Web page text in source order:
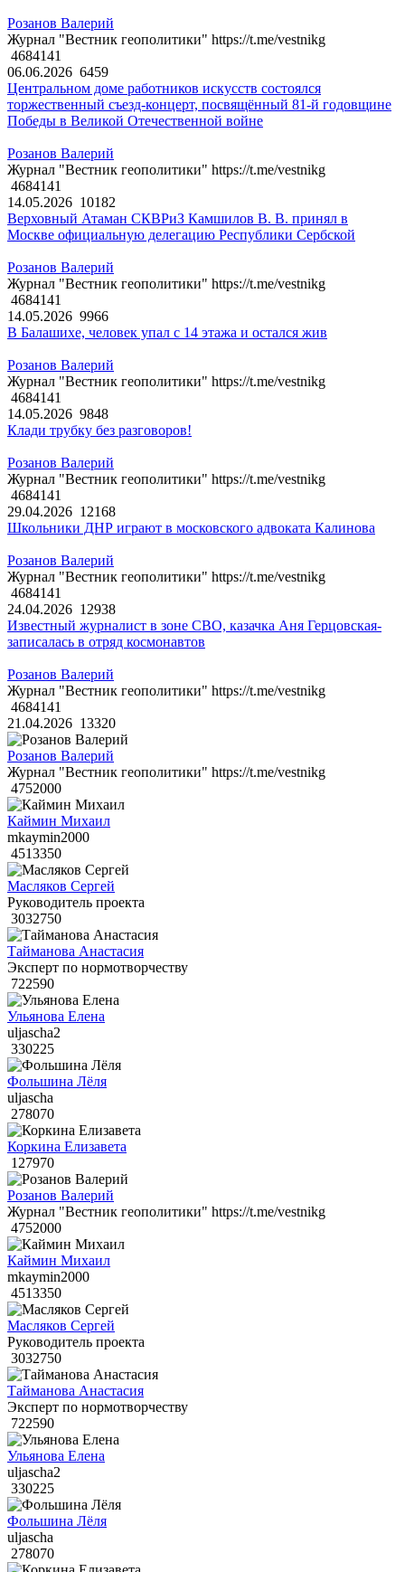
Розанов Валерий
Журнал "Вестник геополитики" https://t.me/vestnikg
4684141
06.06.2026 6459
Центральном доме работников искусств состоялся
торжественный съезд-концерт, посвящённый 81-й годовщине
Победы в Великой Отечественной войне
Розанов Валерий
Журнал "Вестник геополитики" https://t.me/vestnikg
4684141
14.05.2026 10182
Верховный Атаман СКВРиЗ Камшилов В. В. принял в
Москве официальную делегацию Республики Сербской
Розанов Валерий
Журнал "Вестник геополитики" https://t.me/vestnikg
4684141
14.05.2026 9966
В Балашихе, человек упал с 14 этажа и остался жив
Розанов Валерий
Журнал "Вестник геополитики" https://t.me/vestnikg
4684141
14.05.2026 9848
Клади трубку без разговоров!
Розанов Валерий
Журнал "Вестник геополитики" https://t.me/vestnikg
4684141
29.04.2026 12168
Школьники ДНР играют в московского адвоката Калинова
Розанов Валерий
Журнал "Вестник геополитики" https://t.me/vestnikg
4684141
24.04.2026 12938
Известный журналист в зоне СВО, казачка Аня Герцовская-
записалась в отряд космонавтов
Розанов Валерий
Журнал "Вестник геополитики" https://t.me/vestnikg
4684141
21.04.2026 13320
Розанов Валерий
Журнал "Вестник геополитики" https://t.me/vestnikg
4752000
Каймин Михаил
mkaymin2000
4513350
Масляков Сергей
Руководитель проекта
3032750
Тайманова Анастасия
Эксперт по нормотворчеству
722590
Ульянова Елена
uljascha2
330225
Фольшина Лёля
uljascha
278070
Коркина Елизавета
127970
Розанов Валерий
Журнал "Вестник геополитики" https://t.me/vestnikg
4752000
Каймин Михаил
mkaymin2000
4513350
Масляков Сергей
Руководитель проекта
3032750
Тайманова Анастасия
Эксперт по нормотворчеству
722590
Ульянова Елена
uljascha2
330225
Фольшина Лёля
uljascha
278070